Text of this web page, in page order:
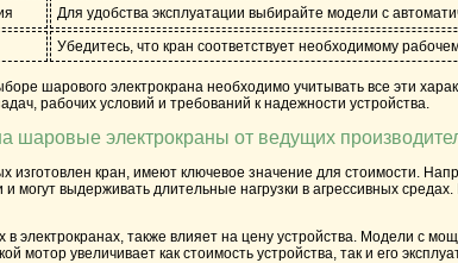
Для удобства эксплуатации выбирайте модели с
Убедитесь, что кран соответствует необходимому
шарового электрокрана необходимо учитывать все эти
рабочих условий и требований к надежности устройства.
шаровые электрокраны от ведущих
изготовлен кран, имеют ключевое значение для стоимости.
и могут выдерживать длительные нагрузки в агрессивных
в электрокранах, также влияет на цену устройства. Модели с
мотор увеличивает как стоимость устройства, так и его